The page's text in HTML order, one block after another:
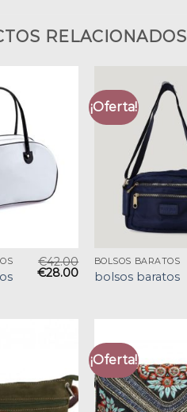
RELACIONADOS
€42.00
€28.00
¡Oferta!
BOLSOS BARATOS
bolsos baratos
¡Oferta!